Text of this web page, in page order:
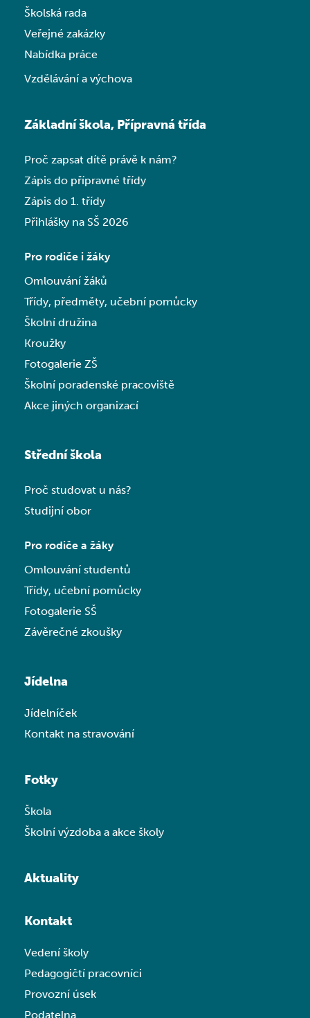
Školská rada
Veřejné zakázky
Nabídka práce
Vzdělávání a výchova
Základní škola, Přípravná třída
Proč zapsat dítě právě k nám?
Zápis do přípravné třídy
Zápis do 1. třídy
Přihlášky na SŠ 2026
Pro rodiče i žáky
Omlouvání žáků
Třídy, předměty, učební pomůcky
Školní družina
Kroužky
Fotogalerie ZŠ
Školní poradenské pracoviště
Akce jiných organizací
Střední škola
Proč studovat u nás?
Studijní obor
Pro rodiče a žáky
Omlouvání studentů
Třídy, učební pomůcky
Fotogalerie SŠ
Závěrečné zkoušky
Jídelna
Jídelníček
Kontakt na stravování
Fotky
Škola
Školní výzdoba a akce školy
Aktuality
Kontakt
Vedení školy
Pedagogičtí pracovníci
Provozní úsek
Podatelna